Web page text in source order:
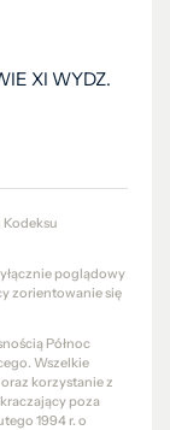
XI WYDZ.
poglądowy
zorientowanie się
Północ
Wszelkie
korzystanie z
poza
1994 r. o